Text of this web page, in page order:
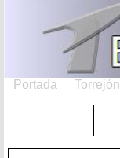
Portada Torrejón